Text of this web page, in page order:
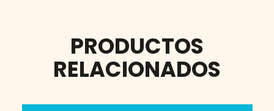
PRODUCTOS
RELACIONADOS